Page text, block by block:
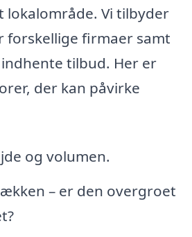
Vi tilbyder
forskellige firmaer samt
tilbud. Her er
der kan påvirke
og volumen.
– er den overgroet